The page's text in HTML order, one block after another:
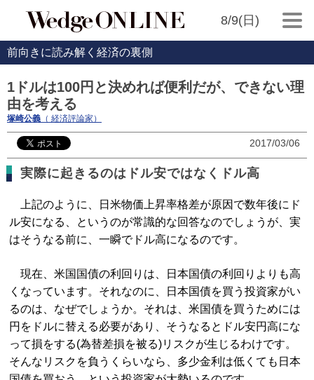
8/9(日)
前向きに読み解く経済の裏側
1ドルは100円と決めれば便利だが、できない理
由を考える
塚崎公義 （ 経済評論家）
2017/03/06
実際に起きるのはドル安ではなくドル高
上記のように、日米物価上昇率格差が原因で数年後にド
ル安になる、というのが常識的な回答なのでしょうが、実
はそうなる前に、一瞬でドル高になるのです。
現在、米国国債の利回りは、日本国債の利回りよりも高
くなっています。それなのに、日本国債を買う投資家がい
るのは、なぜでしょうか。それは、米国債を買うためには
円をドルに替える必要があり、そうなるとドル安円高にな
って損をする(為替差損を被る)リスクが生じるわけです。
そんなリスクを負うくらいなら、多少金利は低くても日本